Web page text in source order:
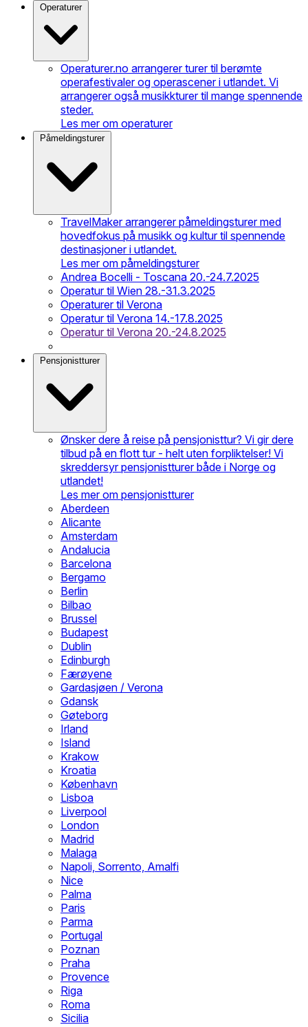
Operaturer
Operaturer.no arrangerer turer til berømte
operafestivaler og operascener i utlandet. Vi
arrangerer også musikkturer til mange spennende
steder.
Les mer om operaturer
Påmeldingsturer
TravelMaker arrangerer påmeldingsturer med
hovedfokus på musikk og kultur til spennende
destinasjoner i utlandet.
Les mer om påmeldingsturer
Andrea Bocelli - Toscana 20.-24.7.2025
Operatur til Wien 28.-31.3.2025
Operaturer til Verona
Operatur til Verona 14.-17.8.2025
Operatur til Verona 20.-24.8.2025
Pensjonistturer
Ønsker dere å reise på pensjonisttur? Vi gir dere
tilbud på en flott tur - helt uten forpliktelser! Vi
skreddersyr pensjonistturer både i Norge og
utlandet!
Les mer om pensjonistturer
Aberdeen
Alicante
Amsterdam
Andalucia
Barcelona
Bergamo
Berlin
Bilbao
Brussel
Budapest
Dublin
Edinburgh
Færøyene
Gardasjøen / Verona
Gdansk
Gøteborg
Irland
Island
Krakow
Kroatia
København
Lisboa
Liverpool
London
Madrid
Malaga
Napoli, Sorrento, Amalfi
Nice
Palma
Paris
Parma
Portugal
Poznan
Praha
Provence
Riga
Roma
Sicilia